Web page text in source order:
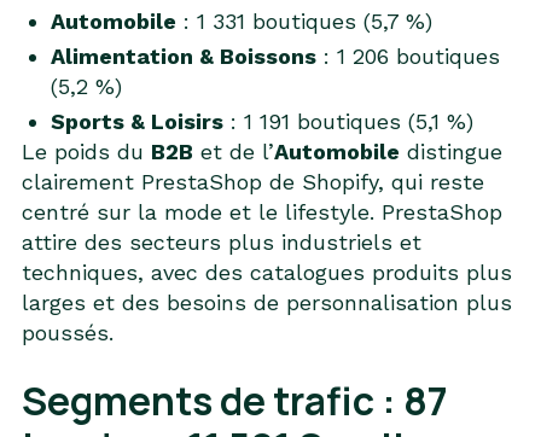
Automobile : 1 331 boutiques (5,7 %)
Alimentation & Boissons : 1 206 boutiques
(5,2 %)
Sports & Loisirs : 1 191 boutiques (5,1 %)
Le poids du B2B et de l’Automobile distingue
clairement PrestaShop de Shopify, qui reste
centré sur la mode et le lifestyle. PrestaShop
attire des secteurs plus industriels et
techniques, avec des catalogues produits plus
larges et des besoins de personnalisation plus
poussés.
Segments de trafic : 87